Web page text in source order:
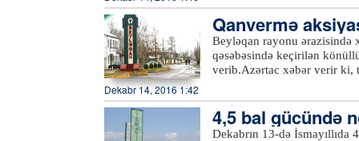
Qanvermə
Beyləqan rayonu ərazisində
qəsəbəsində keçirilən
verib.Azərtac xəbər verir ki,
Tədqiqat Hematologiya və
tərəfindən toplanan qan
olunacaq.xeber100.com
Dekabr 14, 2016 1:42
4,5 bal gücündə
Dekabrın 13-də